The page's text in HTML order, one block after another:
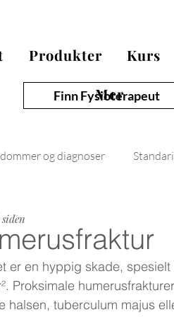
Finn Fysioterapeut
Produkter Kurs
Mer
og diagnoser
er en hyppig skade,
Proksimale
halsen, tuberculum majus